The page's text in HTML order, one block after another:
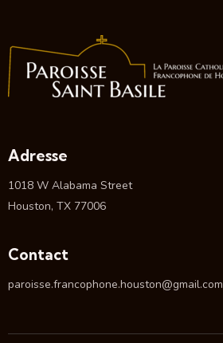
Adresse
1018 W Alabama Street
Houston, TX 77006
Contact
paroisse.francophone.houston@gmail.com